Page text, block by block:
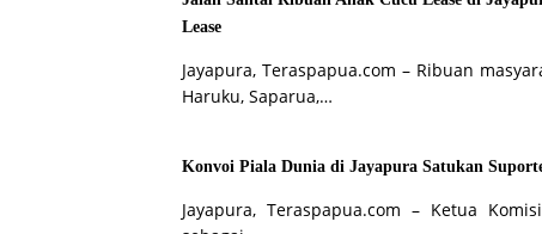
Lease
Jayapura, Teraspapua.com – Ribuan
Haruku, Saparua,…
Konvoi Piala Dunia di Jayapura Satukan
Jayapura, Teraspapua.com – Ketua